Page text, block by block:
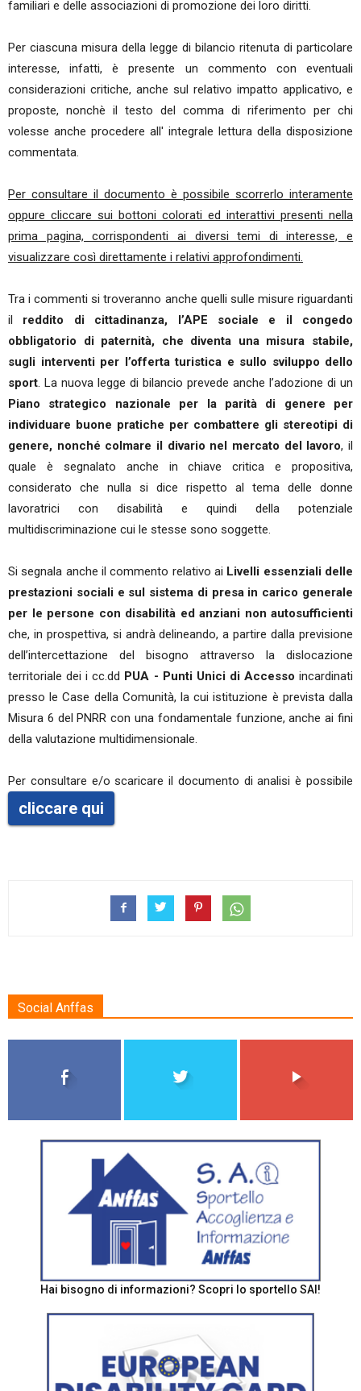
familiari e delle associazioni di promozione dei loro diritti.
Per ciascuna misura della legge di bilancio ritenuta di particolare
interesse, infatti, è presente un commento con eventuali
considerazioni critiche, anche sul relativo impatto applicativo, e
proposte, nonchè il testo del comma di riferimento per chi
volesse anche procedere all' integrale lettura della disposizione
commentata.
Per consultare il documento è possibile scorrerlo interamente
oppure cliccare sui bottoni colorati ed interattivi presenti nella
prima pagina, corrispondenti ai diversi temi di interesse, e
visualizzare così direttamente i relativi approfondimenti.
Tra i commenti si troveranno anche quelli sulle misure riguardanti
il reddito di cittadinanza, l’APE sociale e il congedo
obbligatorio di paternità, che diventa una misura stabile,
sugli interventi per l’offerta turistica e sullo sviluppo dello
sport. La nuova legge di bilancio prevede anche l’adozione di un
Piano strategico nazionale per la parità di genere per
individuare buone pratiche per combattere gli stereotipi di
genere, nonché colmare il divario nel mercato del lavoro, il
quale è segnalato anche in chiave critica e propositiva,
considerato che nulla si dice rispetto al tema delle donne
lavoratrici con disabilità e quindi della potenziale
multidiscriminazione cui le stesse sono soggette.
Si segnala anche il commento relativo ai Livelli essenziali delle
prestazioni sociali e sul sistema di presa in carico generale
per le persone con disabilità ed anziani non autosufficienti
che, in prospettiva, si andrà delineando, a partire dalla previsione
dell’intercettazione del bisogno attraverso la dislocazione
territoriale dei i cc.dd PUA - Punti Unici di Accesso incardinati
presso le Case della Comunità, la cui istituzione è prevista dalla
Misura 6 del PNRR con una fondamentale funzione, anche ai fini
della valutazione multidimensionale.
Per consultare e/o scaricare il documento di analisi è possibile
cliccare qui
Social Anffas
Hai bisogno di informazioni? Scopri lo sportello SAI!